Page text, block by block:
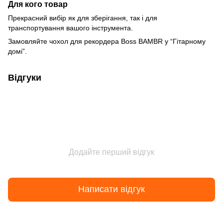
Для кого товар
Прекрасний вибір як для зберігання, так і для
транспортування вашого інструмента.
Замовляйте чохол для рекордера Boss BAMBR у “Гітарному
домі”.
Відгуки
Додайте перший відгук
Написати відгук